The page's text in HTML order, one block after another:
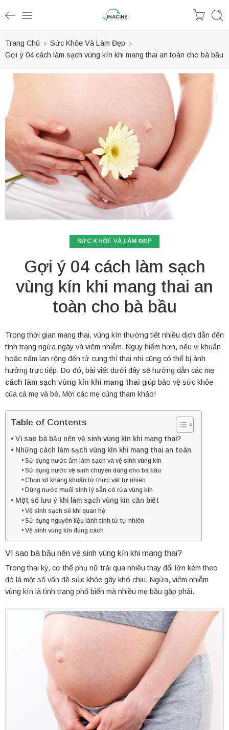
Trang Chủ
Sức Khỏe Và Làm Đẹp
Gợi ý 04 cách làm sạch vùng kín khi mang thai an toàn cho bà bầu
SỨC KHỎE VÀ LÀM ĐẸP
Gợi ý 04 cách làm sạch
vùng kín khi mang thai an
toàn cho bà bầu
Trong thời gian mang thai, vùng kín thường tiết nhiều dịch dẫn đến
tình trạng ngứa ngáy và viêm nhiễm. Nguy hiểm hơn, nếu vi khuẩn
hoặc nấm lan rộng đến tử cung thì thai nhi cũng có thể bị ảnh
hưởng trực tiếp. Do đó, bài viết dưới đây sẽ hướng dẫn các mẹ
cách làm sạch vùng kín khi mang thai giúp bảo vệ sức khỏe
của cả mẹ và bé. Mời các mẹ cùng tham khảo!
Table of Contents
Vì sao bà bầu nên vệ sinh vùng kín khi mang thai?
Những cách làm sạch vùng kín khi mang thai an toàn
Sử dụng nước ấm làm sạch và vệ sinh vùng kín
Sử dụng nước vệ sinh chuyên dùng cho bà bầu
Chọn xịt kháng khuẩn từ thực vật tự nhiên
Dùng nước muối sinh lý sẵn có rửa vùng kín
Một số lưu ý khi làm sạch vùng kín cần biết
Vệ sinh sạch sẽ khi quan hệ
Sử dụng nguyên liệu lành tính từ tự nhiên
Vệ sinh vùng kín đúng cách
Vì sao bà bầu nên vệ sinh vùng kín khi mang thai?
Trong thai kỳ, cơ thể phụ nữ trải qua nhiều thay đổi lớn kèm theo
đó là một số vấn đề sức khỏe gây khó chịu. Ngứa, viêm nhiễm
vùng kín là tình trạng phổ biến mà nhiều mẹ bầu gặp phải.